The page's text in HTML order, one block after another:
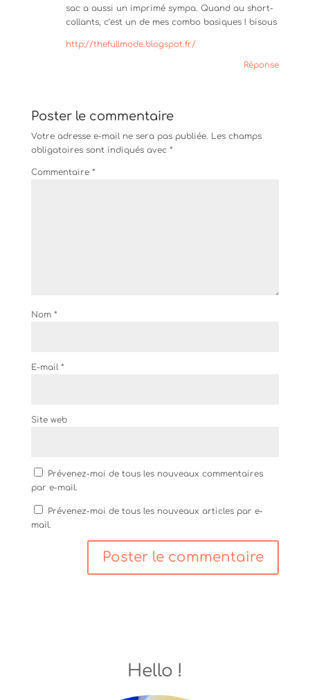
sac a aussi un imprimé sympa. Quand au short-
collants, c’est un de mes combo basiques ! bisous
http://thefullmode.blogspot.fr/
Réponse
Poster le commentaire
Votre adresse e-mail ne sera pas publiée. Les champs
obligatoires sont indiqués avec *
Commentaire *
Nom *
E-mail *
Site web
Prévenez-moi de tous les nouveaux commentaires
par e-mail.
Prévenez-moi de tous les nouveaux articles par e-
mail.
Hello !